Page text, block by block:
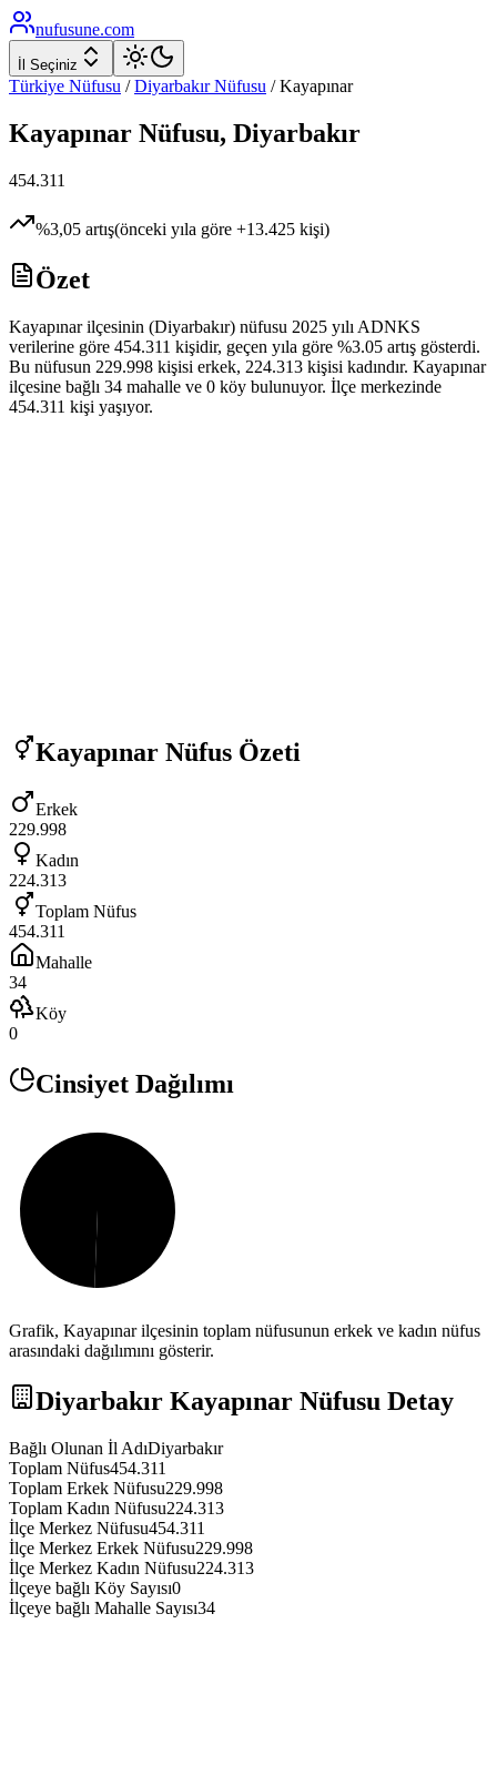
nufusune.com
İl Seçiniz
Türkiye Nüfusu / DiyarbakırNüfusu /Kayapınar
Kayapınar Nüfusu, Diyarbakır
454.311
%3,05 artış(önceki yıla göre +13.425 kişi)
Özet
Kayapınar ilçesinin (Diyarbakır) nüfusu 2025 yılı ADNKS
verilerine göre 454.311 kişidir, geçen yıla göre %3.05 artış gösterdi.
Bu nüfusun 229.998 kişisi erkek, 224.313 kişisi kadındır. Kayapınar
ilçesine bağlı 34 mahalle ve 0 köy bulunuyor. İlçe merkezinde
454.311 kişi yaşıyor.
Kayapınar Nüfus Özeti
Erkek
229.998
Kadın
224.313
Toplam Nüfus
454.311
Mahalle
34
Köy
0
Cinsiyet Dağılımı
Grafik, Kayapınarilçesinin toplam nüfusunun erkek ve kadın nüfus
arasındaki dağılımını gösterir.
Diyarbakır Kayapınar Nüfusu Detay
Bağlı Olunan İl AdıDiyarbakır
Toplam Nüfus454.311
Toplam Erkek Nüfusu229.998
Toplam Kadın Nüfusu224.313
İlçe Merkez Nüfusu454.311
İlçe Merkez Erkek Nüfusu229.998
İlçe Merkez Kadın Nüfusu224.313
İlçeye bağlı Köy Sayısı0
İlçeye bağlı Mahalle Sayısı34